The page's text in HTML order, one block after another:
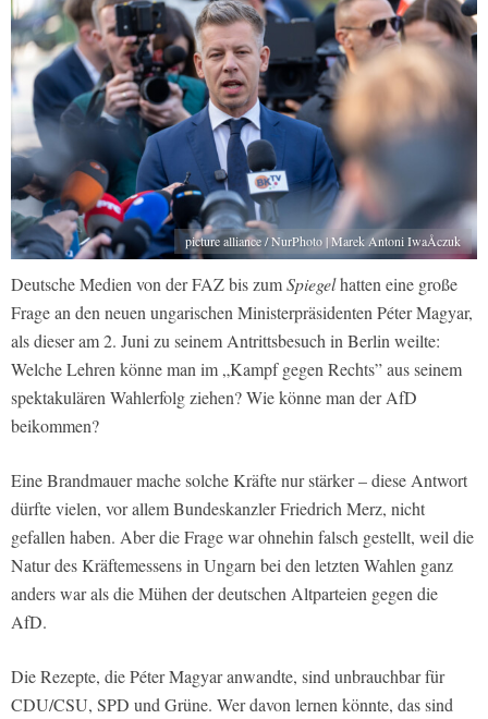
picture alliance / NurPhoto | Marek Antoni IwaÅczuk
Deutsche Medien von der FAZ bis zumSpiegelhatten eine große
Frage an den neuen ungarischen Ministerpräsidenten Péter Magyar,
als dieser am 2. Juni zu seinem Antrittsbesuch in Berlin weilte:
Welche Lehren könne man im „Kampf gegen Rechts” aus seinem
spektakulären Wahlerfolg ziehen? Wie könne man der AfD
beikommen?
Eine Brandmauer mache solche Kräfte nur stärker – diese Antwort
dürfte vielen, vor allem Bundeskanzler Friedrich Merz, nicht
gefallen haben. Aber die Frage war ohnehin falsch gestellt, weil die
Natur des Kräftemessens in Ungarn bei den letzten Wahlen ganz
anders war als die Mühen der deutschen Altparteien gegen die
AfD.
Die Rezepte, die Péter Magyar anwandte, sind unbrauchbar für
CDU/CSU, SPD und Grüne. Wer davon lernen könnte, das sind